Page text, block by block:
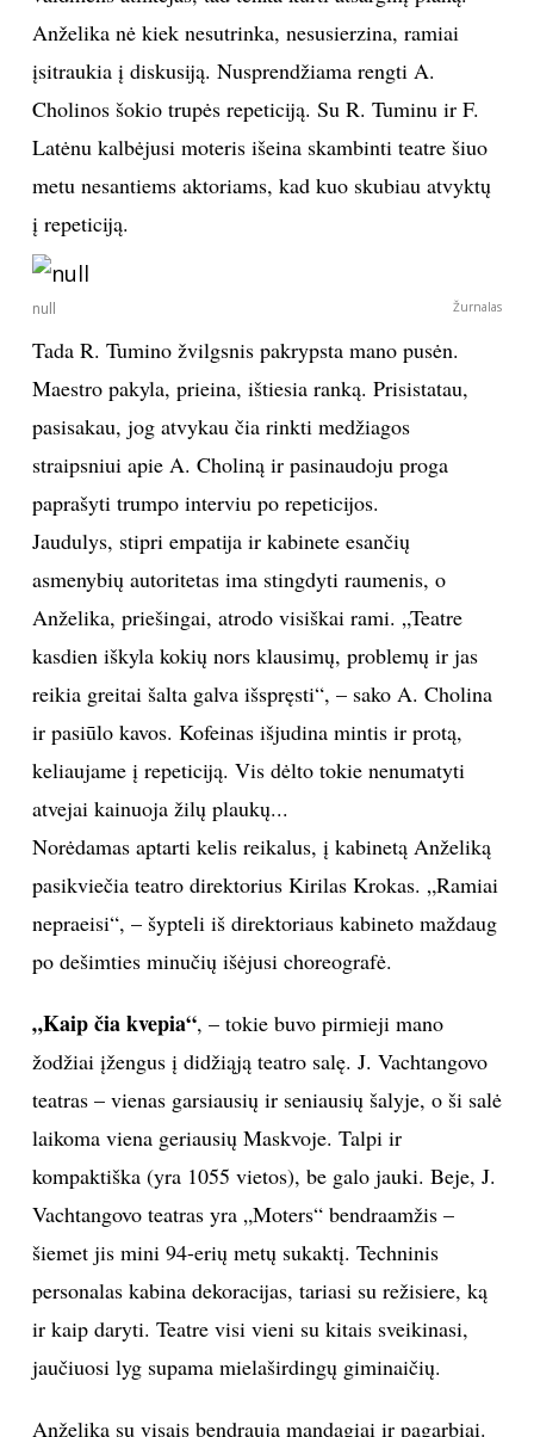
Anželika nė kiek nesutrinka, nesusierzina, ramiai
įsitraukia į diskusiją. Nusprendžiama rengti A.
Cholinos šokio trupės repeticiją. Su R. Tuminu ir F.
Latėnu kalbėjusi moteris išeina skambinti teatre šiuo
metu nesantiems aktoriams, kad kuo skubiau atvyktų
į repeticiją.
null Žurnalas
Tada R. Tumino žvilgsnis pakrypsta mano pusėn.
Maestro pakyla, prieina, ištiesia ranką. Prisistatau,
pasisakau, jog atvykau čia rinkti medžiagos
straipsniui apie A. Choliną ir pasinaudoju proga
paprašyti trumpo interviu po repeticijos.
Jaudulys, stipri empatija ir kabinete esančių
asmenybių autoritetas ima stingdyti raumenis, o
Anželika, priešingai, atrodo visiškai rami. „Teatre
kasdien iškyla kokių nors klausimų, problemų ir jas
reikia greitai šalta galva išspręsti“, – sako A. Cholina
ir pasiūlo kavos. Kofeinas išjudina mintis ir protą,
keliaujame į repeticiją. Vis dėlto tokie nenumatyti
atvejai kainuoja žilų plaukų...
Norėdamas aptarti kelis reikalus, į kabinetą Anželiką
pasikviečia teatro direktorius Kirilas Krokas. „Ramiai
nepraeisi“, – šypteli iš direktoriaus kabineto maždaug
po dešimties minučių išėjusi choreografė.
„Kaip čia kvepia“, – tokie buvo pirmieji mano
žodžiai įžengus į didžiąją teatro salę. J. Vachtangovo
teatras – vienas garsiausių ir seniausių šalyje, o ši salė
laikoma viena geriausių Maskvoje. Talpi ir
kompaktiška (yra 1055 vietos), be galo jauki. Beje, J.
Vachtangovo teatras yra „Moters“ bendraamžis –
šiemet jis mini 94-erių metų sukaktį. Techninis
personalas kabina dekoracijas, tariasi su režisiere, ką
ir kaip daryti. Teatre visi vieni su kitais sveikinasi,
jaučiuosi lyg supama mielaširdingų giminaičių.
Anželika su visais bendrauja mandagiai ir pagarbiai.